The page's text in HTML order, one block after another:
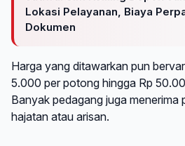
Lokasi Pelayanan, Biaya
Dokumen
Harga yang ditawarkan pun
5.000 per potong hingga Rp
Banyak pedagang juga menerima
hajatan atau arisan.